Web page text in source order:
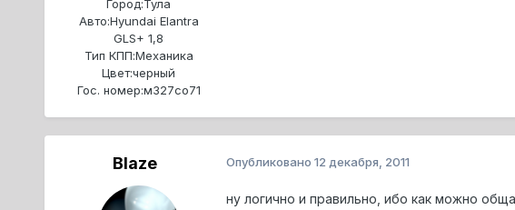
Город:Тула
Авто:Hyundai Elantra
GLS+ 1,8
Тип КПП:Механика
Цвет:черный
Гос. номер:м327со71
Blaze Опубликовано 12 декабря, 2011
ну логично и правильно, ибо как можно